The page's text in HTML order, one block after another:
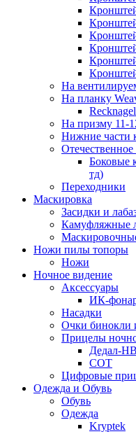
На
На планку
На призму 11-
Нижние части
Боковые
тд)
Переходники
Маскировка
Засидки и
Камуфляжные
Ножи пилы топоры
Ножи
Ночное видение
Аксессуары
ИК-
Насадки
Очки бинокли
Прицелы
Дедал-НВ
СОТ
Цифровые
Одежда и Обувь
Обувь
Одежда
Kryptek